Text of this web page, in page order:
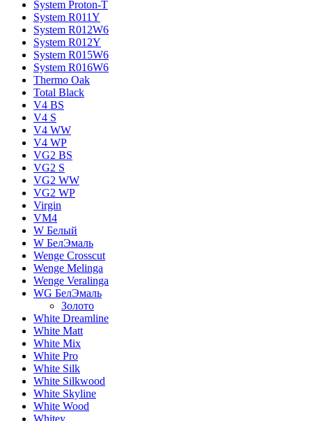
System Proton-T
System R011Y
System R012W6
System R012Y
System R015W6
System R016W6
Thermo Oak
Total Black
V4 BS
V4 S
V4 WW
V4 WР
VG2 BS
VG2 S
VG2 WW
VG2 WР
Virgin
VM4
W Белый
W БелЭмаль
Wenge Crosscut
Wenge Melinga
Wenge Veralinga
WG БелЭмаль
Золото
White Dreamline
White Matt
White Mix
White Pro
White Silk
White Silkwood
White Skyline
White Wood
Whitey